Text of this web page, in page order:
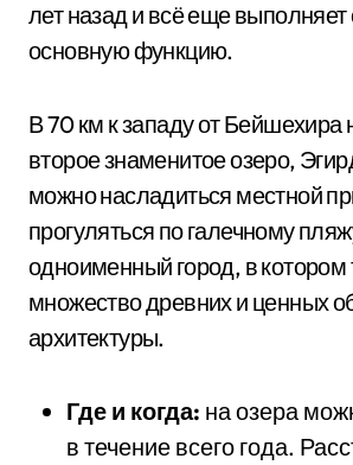
лет назад и всё еще
основную функцию.
В 70 км к западу от Бейшехира
второе знаменитое озеро,
можно насладиться местной
прогуляться по галечному
одноименный город, в котором
множество древних и ценных
архитектуры.
Где и когда: на озера
в течение всего года.